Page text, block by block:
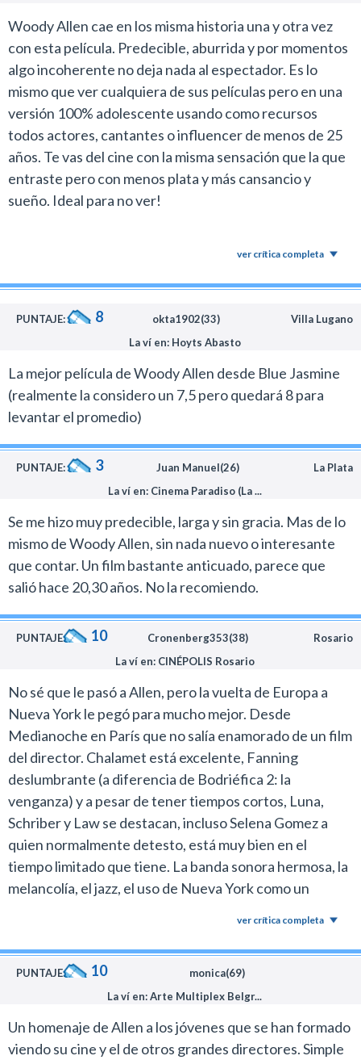
Selena Gomez representa eso que él no tiene y que
desea. Representa una fantasía que puede llegar a
cumplir, y se la topa de manera cinematográfica
(literalmente).
El resto de las participaciones también son
excepcionales. Ya sea Jude Law, Diego Luna, Rebeca
Hall o Liev Schreiber.
La fotografía a cargo de Vittorio Storaro es magnífica.
Su entendimiento con Allen funciona como reloj suizo y
películas de Woddy Allen en los últimos años, tal vez la
mejor en la última década.
Woody Allen cae en los misma historia una y otra vez
con esta película. Predecible, aburrida y por momentos
algo incoherente no deja nada al espectador. Es lo
mismo que ver cualquiera de sus películas pero en una
versión 100% adolescente usando como recursos
todos actores, cantantes o influencer de menos de 25
años. Te vas del cine con la misma sensación que la que
entraste pero con menos plata y más cansancio y
sueño. Ideal para no ver!
ver crítica completa
PUNTAJE: 8 okta1902(33)
Villa Lugano
La ví en: Hoyts Abasto
La mejor película de Woody Allen desde Blue Jasmine
(realmente la considero un 7,5 pero quedará 8 para
levantar el promedio)
PUNTAJE: 3 Juan Manuel(26)
La Plata
La ví en: Cinema Paradiso (La ...
Se me hizo muy predecible, larga y sin gracia. Mas de lo
mismo de Woody Allen, sin nada nuevo o interesante
que contar. Un film bastante anticuado, parece que
salió hace 20,30 años. No la recomiendo.
PUNTAJE: 10 Cronenberg353(38)
Rosario
La ví en: CINÉPOLIS Rosario
No sé que le pasó a Allen, pero la vuelta de Europa a
Nueva York le pegó para mucho mejor. Desde
Medianoche en París que no salía enamorado de un film
del director. Chalamet está excelente, Fanning
deslumbrante (a diferencia de Bodriéfica 2: la
venganza) y a pesar de tener tiempos cortos, Luna,
Schriber y Law se destacan, incluso Selena Gomez a
quien normalmente detesto, está muy bien en el
tiempo limitado que tiene. La banda sonora hermosa, la
melancolía, el jazz, el uso de Nueva York como un
film de Allen.
ver crítica completa
PUNTAJE: 10
monica(69)
La ví en: Arte Multiplex Belgr...
Un homenaje de Allen a los jóvenes que se han formado
viendo su cine y el de otros grandes directores. Simple